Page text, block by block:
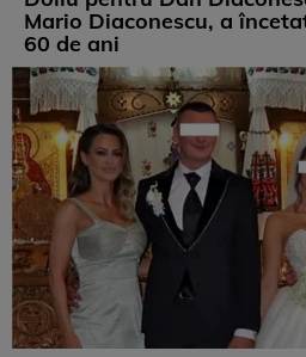
Mario Diaconescu, a
60 de ani